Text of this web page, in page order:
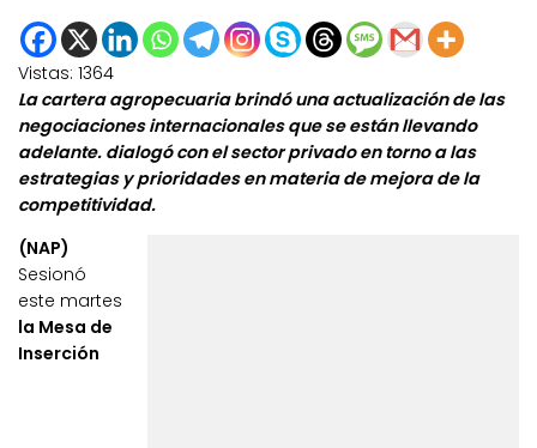
Vistas: 1364
La cartera agropecuaria brindó una actualización de las
negociaciones internacionales que se están llevando
adelante. dialogó con el sector privado en torno a las
estrategias y prioridades en materia de mejora de la
competitividad.
(NAP)
Sesionó
este martes
la Mesa de
Inserción